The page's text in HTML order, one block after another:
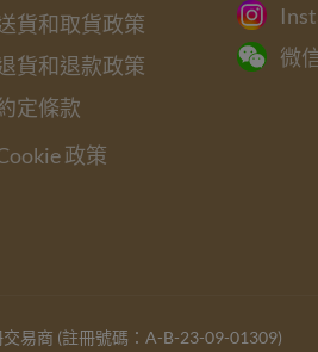
貨和取貨政策
貨和退款政策
定條款
政策
微
易商 (註冊號碼：A-B-23-09-01309)